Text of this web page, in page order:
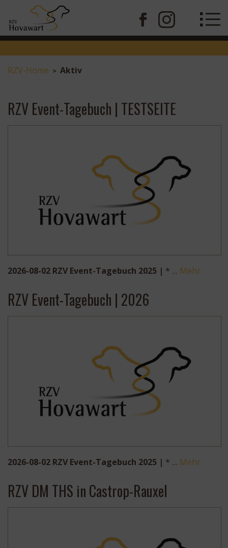
RZV-Home > Aktiv
RZV Event-Tagebuch | TESTSEITE
2026-08-02 RZV Event-Tagebuch 2025 | * … Mehr
RZV Event-Tagebuch | 2026
2026-08-02 RZV Event-Tagebuch 2025 | * … Mehr
RZV DM THS in Castrop-Rauxel